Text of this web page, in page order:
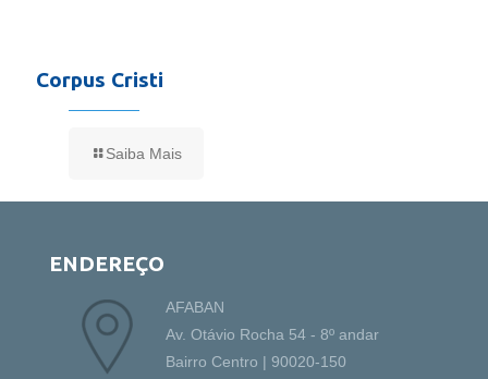
Corpus Cristi
Saiba Mais
ENDEREÇO
AFABAN
Av. Otávio Rocha 54 - 8º andar
Bairro Centro | 90020-150